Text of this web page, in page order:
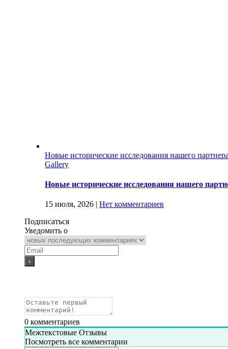
Новые исторические исследования нашего
Gallery
Новые исторические исследования нашего
15 июля, 2026 | Нет комментариев
Подписаться
Уведомить о
0 комментариев
Межтекстовые Отзывы
Посмотреть все комментарии